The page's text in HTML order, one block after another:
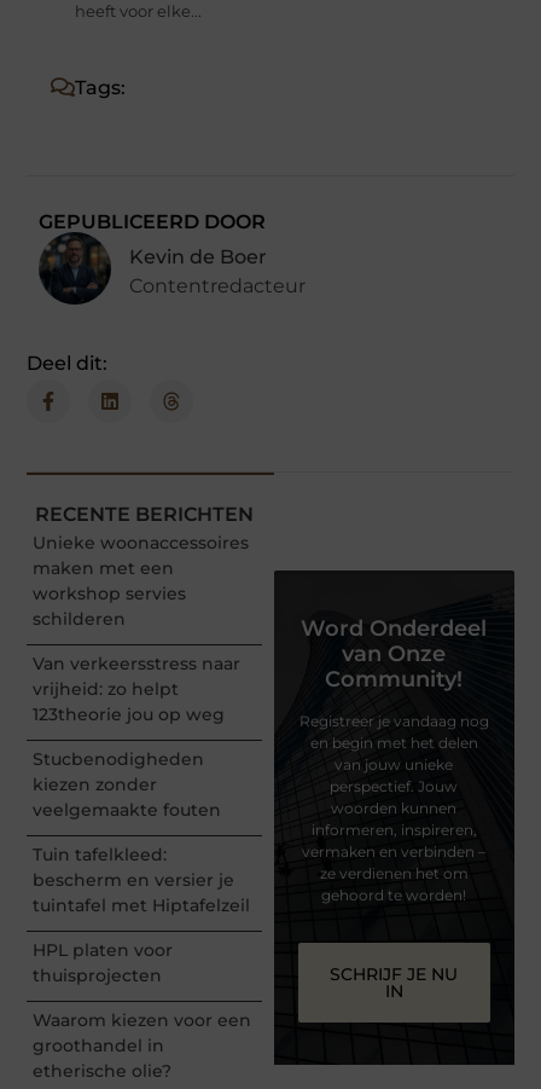
heeft voor elke...
Tags:
GEPUBLICEERD DOOR
Kevin de Boer
Contentredacteur
Deel dit:
RECENTE BERICHTEN
Unieke woonaccessoires
maken met een
workshop servies
schilderen
Van verkeersstress naar
vrijheid: zo helpt
123theorie jou op weg
Stucbenodigheden
kiezen zonder
veelgemaakte fouten
Tuin tafelkleed:
bescherm en versier je
tuintafel met Hiptafelzeil
HPL platen voor
thuisprojecten
Waarom kiezen voor een
groothandel in
etherische olie?
Word Onderdeel
van Onze
Community!
Registreer je vandaag nog
en begin met het delen
van jouw unieke
perspectief. Jouw
woorden kunnen
informeren, inspireren,
vermaken en verbinden –
ze verdienen het om
gehoord te worden!
SCHRIJF JE NU
IN